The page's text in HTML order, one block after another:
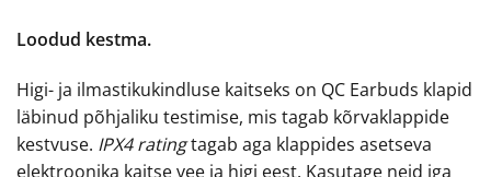
Loodud kestma.
Higi- ja ilmastikukindluse kaitseks on QC Earbuds klapid
läbinud põhjaliku testimise, mis tagab kõrvaklappide
kestvuse. IPX4 ratingtagab aga klappides asetseva
elektroonika kaitse vee ja higi eest. Kasutage neid iga